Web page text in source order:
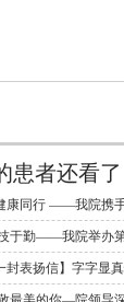
患者还看了